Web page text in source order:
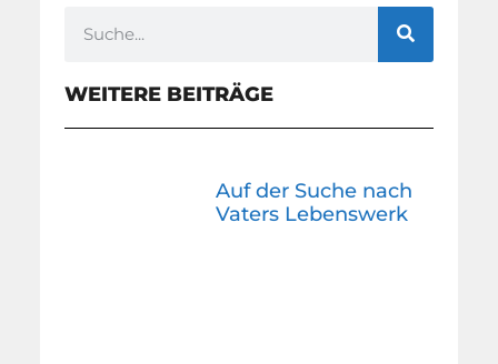
WEITERE BEITRÄGE
Auf der Suche nach
Vaters Lebenswerk